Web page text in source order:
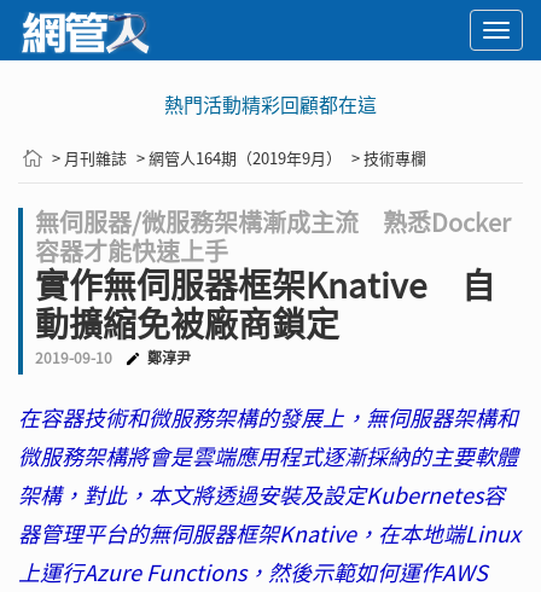
熱門活動精彩回顧都在這
> 月刊雜誌 > 網管人164期（2019年9月） > 技術專欄
無伺服器/微服務架構漸成主流 熟悉Docker
容器才能快速上手
實作無伺服器框架Knative 自
動擴縮免被廠商鎖定
2019-09-10 鄭淳尹
在容器技術和微服務架構的發展上，無伺服器架構和
微服務架構將會是雲端應用程式逐漸採納的主要軟體
架構，對此，本文將透過安裝及設定Kubernetes容
器管理平台的無伺服器框架Knative，在本地端Linux
上運行Azure Functions，然後示範如何運作AWS